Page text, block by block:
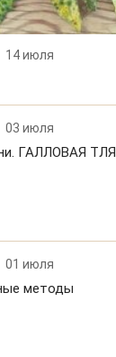
14 июля
03 июля
ГАЛЛОВАЯ ТЛЯ
01 июля
методы